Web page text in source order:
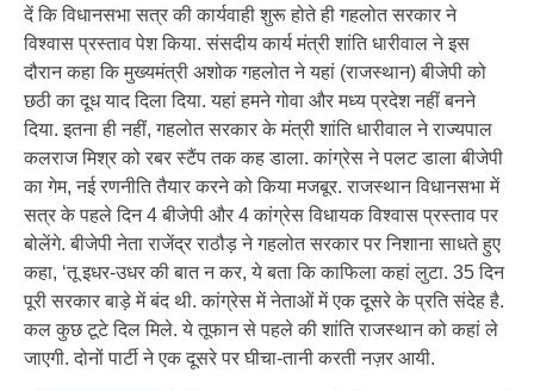
दें कि विधानसभा सत्र की कार्यवाही शुरू होते ही गहलोत सरकार ने
विश्वास प्रस्ताव पेश किया. संसदीय कार्य मंत्री शांति धारीवाल ने इस
दौरान कहा कि मुख्यमंत्री अशोक गहलोत ने यहां (राजस्थान) बीजेपी को
छठी का दूध याद दिला दिया. यहां हमने गोवा और मध्य प्रदेश नहीं बनने
दिया. इतना ही नहीं, गहलोत सरकार के मंत्री शांति धारीवाल ने राज्यपाल
कलराज मिश्र को रबर स्टैंप तक कह डाला. कांग्रेस ने पलट डाला बीजेपी
का गेम, नई रणनीति तैयार करने को किया मजबूर. राजस्थान विधानसभा में
सत्र के पहले दिन 4 बीजेपी और 4 कांग्रेस विधायक विश्वास प्रस्ताव पर
बोलेंगे. बीजेपी नेता राजेंद्र राठौड़ ने गहलोत सरकार पर निशाना साधते हुए
कहा, ‘तू इधर-उधर की बात न कर, ये बता कि काफिला कहां लुटा. 35 दिन
पूरी सरकार बाड़े में बंद थी. कांग्रेस में नेताओं में एक दूसरे के प्रति संदेह है.
कल कुछ टूटे दिल मिले. ये तूफान से पहले की शांति राजस्थान को कहां ले
जाएगी. दोनों पार्टी ने एक दूसरे पर घीचा-तानी करती नज़र आयी.